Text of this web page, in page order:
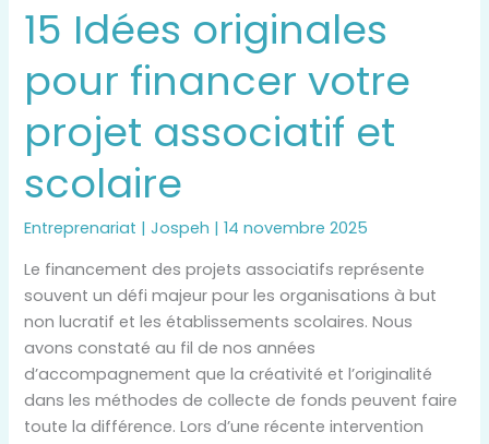
15 Idées originales
pour financer votre
projet associatif et
scolaire
Entreprenariat |Jospeh |14 novembre 2025
Le financement des projets associatifs représente
souvent un défi majeur pour les organisations à but
non lucratif et les établissements scolaires. Nous
avons constaté au fil de nos années
d’accompagnement que la créativité et l’originalité
dans les méthodes de collecte de fonds peuvent faire
toute la différence. Lors d’une récente intervention
15
Idées
originales
pour
financer
votre
projet
associatif
et